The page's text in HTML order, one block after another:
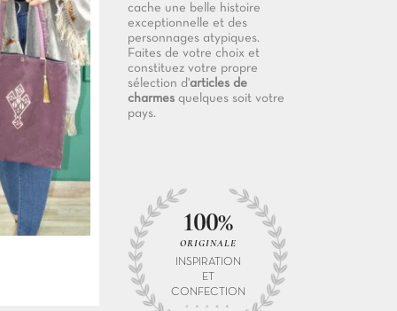
cache une belle histoire
exceptionnelle et des
personnages atypiques.
Faites de votre choix et
constituez votre propre
sélection d'articles de
charmes quelques soit votre
pays.
100%
ORIGINALE
INSPIRATION
ET
CONFECTION